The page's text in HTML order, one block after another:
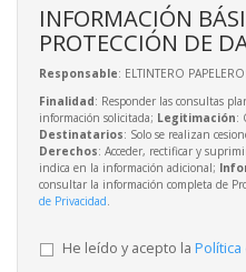
INFORMACIÓN
PROTECCIÓN DE
Responsable: ELTINTERO
Finalidad: Responder las consultas
información solicitada; Legitimación:
Destinatarios: Solo se realizan
Derechos: Acceder, rectificar y
indica en la información adicional;
consultar la información completa de
de Privacidad
He leído y acepto la Política